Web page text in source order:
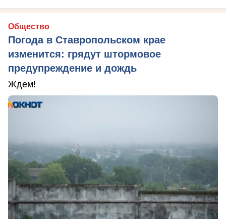
Общество
Погода в Ставропольском крае
изменится: грядут штормовое
предупреждение и дождь
Ждем!